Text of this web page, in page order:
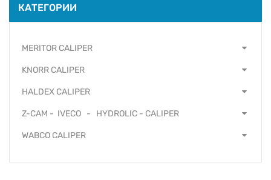
КАТЕГОРИИ
MERITOR CALIPER
KNORR CALIPER
HALDEX CALIPER
Z-CAM - IVECO - HYDROLIC - CALIPER
WABCO CALIPER